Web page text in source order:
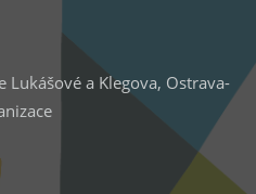
a Klegova, Ostrava-